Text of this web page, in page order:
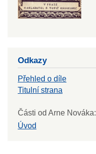
Odkazy
Přehled o díle
Titulní strana
Části od Arne Nováka:
Úvod